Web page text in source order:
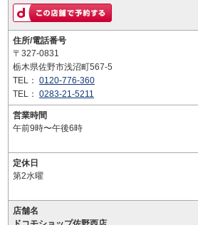
住所/電話番号
〒327-0831
栃木県佐野市浅沼町567-5
TEL： 0120-776-360
TEL： 0283-21-5211
営業時間
午前9時〜午後6時
定休日
第2水曜
店舗名